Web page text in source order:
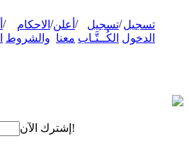
تسجيل
الدخول
/تسجيل
الكُــتَّـاب
/ أعلن
معنا
/ الاحكام
والشروط
/
إشترك الآن!